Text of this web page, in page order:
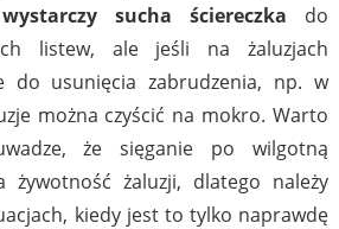
sucha ściereczka do
listew, ale jeśli na żaluzjach
do usunięcia zabrudzenia, np. w
można czyścić na mokro. Warto
że sięganie po wilgotną
żywotność żaluzji, dlatego należy
kiedy jest to tylko naprawdę